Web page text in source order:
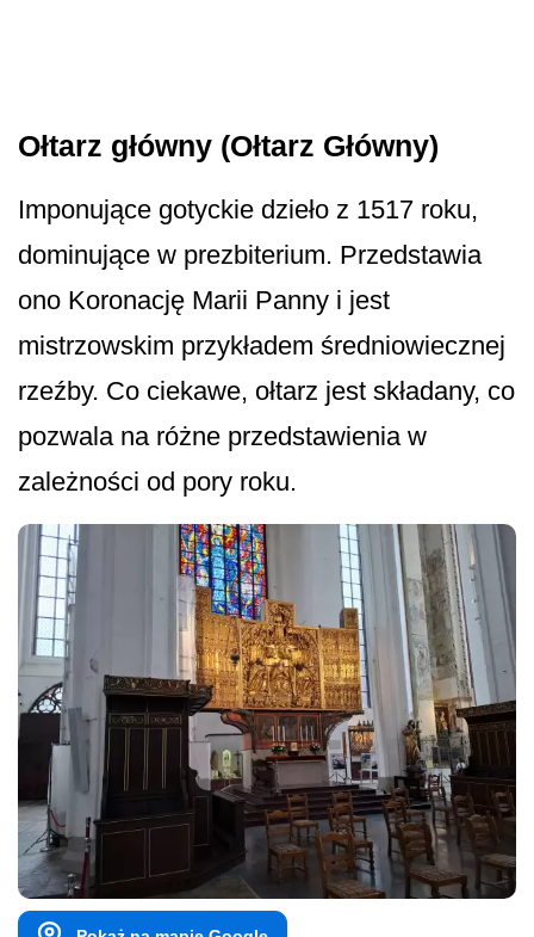
Ołtarz główny (Ołtarz Główny)
Imponujące gotyckie dzieło z 1517 roku,
dominujące w prezbiterium. Przedstawia
ono Koronację Marii Panny i jest
mistrzowskim przykładem średniowiecznej
rzeźby. Co ciekawe, ołtarz jest składany, co
pozwala na różne przedstawienia w
zależności od pory roku.